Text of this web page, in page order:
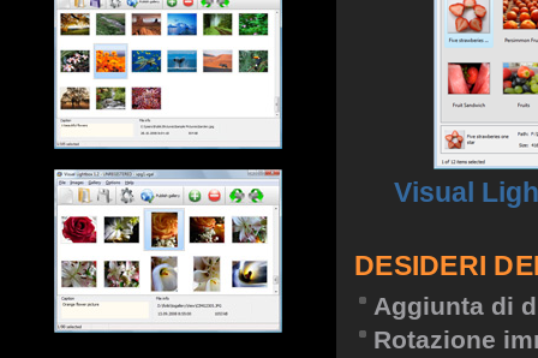
Visual
DESIDERI
Aggiunta di
Rotazione